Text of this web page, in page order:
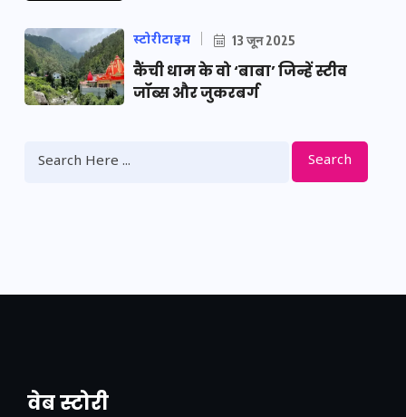
स्टोरीटाइम 13 जून 2025
कैंची धाम के वो ‘बाबा’ जिन्हें स्टीव
जॉब्स और जुकरबर्ग
Search
वेब स्टोरी
नया एक्सप्रेसवे: पूर्वांचल का लक, डेवलपमेंट का